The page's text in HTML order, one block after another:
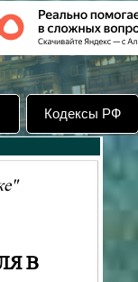
Кодексы РФ
В